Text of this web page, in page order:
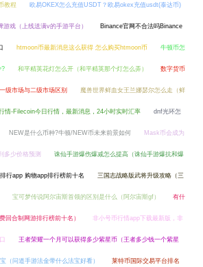
教程 欧易OKEX怎么充值USDT？欧易okex充值usdt(泰达币)
戏（上线送满v的手游平台） Binance官网不合法吗Binance
htmoon币最新消息这么获得 怎么购买htmoon币 牛顿币怎
? 和平精英花灯怎么开（和平精英那个灯怎么弄） 数字货币
级市场与二级市场区别 魔兽世界鲜血女王兰娜瑟尔怎么走（鲜
情-Filecoin今日行情，最新消息，24小时实时汇率 dnf光环怎
NEW是什么币种?牛顿/NEW币未来前景如何 Mask币会成为
多少价格预测 诛仙手游爆伤爆减怎么提高（诛仙手游爆抗和爆
行app 购物app排行榜前十名 三国志战略版武将升级攻略（三
宝可梦传说阿尔宙斯首领的区别是什么（阿尔宙斯gf） 有什
回合制网游排行榜前十名） 非小号币行情app下载最新版，非
王者荣耀一个月可以获得多少紫星币（王者多少钱一个紫星
（问道手游法金带什么法宝好看） 莱特币国际交易平台排名